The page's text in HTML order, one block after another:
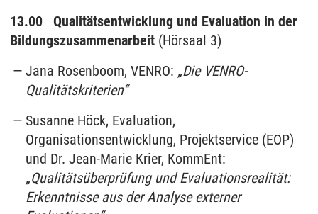
13.00
Qualitätsentwicklung und Evaluation in der
Bildungszusammenarbeit (Hörsaal 3)
Jana Rosenboom, VENRO: „Die VENRO-
Qualitätskriterien“
Susanne Höck, Evaluation,
Organisationsentwicklung, Projektservice (EOP)
und Dr. Jean-Marie Krier, KommEnt:
„Qualitätsüberprüfung und Evaluationsrealität:
Erkenntnisse aus der Analyse externer